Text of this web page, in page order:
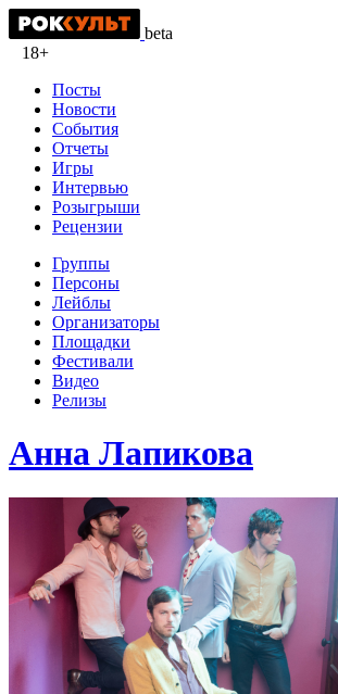
beta
18+
Посты
Новости
События
Отчеты
Игры
Интервью
Розыгрыши
Рецензии
Группы
Персоны
Лейблы
Организаторы
Площадки
Фестивали
Видео
Релизы
Анна Лапикова